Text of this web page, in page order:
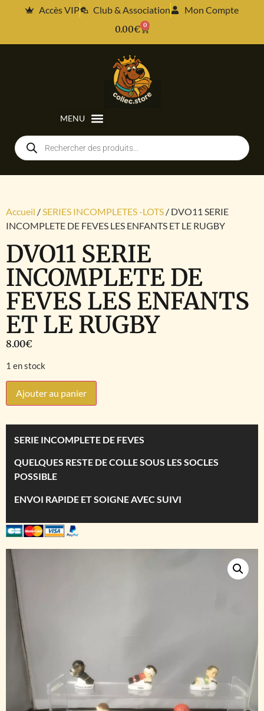
Accès VIP Club & Association
Mon Compte
0.00€ 0
Accueil /SERIES INCOMPLETES -LOTS / DVO11 SERIE
INCOMPLETE DE FEVES LES ENFANTS ET LE RUGBY
DVO11 SERIE
INCOMPLETE DE
FEVES LES ENFANTS
ET LE RUGBY
8.00€
1 en stock
Ajouter au panier
SERIE INCOMPLETE DE FEVES
QUELQUES RESTE DE COLLE SOUS LES SOCLES
POSSIBLE
ENVOI RAPIDE ET SOIGNE AVEC SUIVI